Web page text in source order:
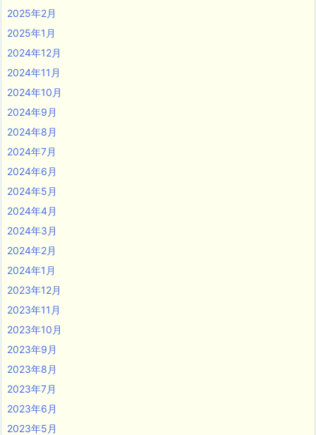
2025年2月
2025年1月
2024年12月
2024年11月
2024年10月
2024年9月
2024年8月
2024年7月
2024年6月
2024年5月
2024年4月
2024年3月
2024年2月
2024年1月
2023年12月
2023年11月
2023年10月
2023年9月
2023年8月
2023年7月
2023年6月
2023年5月